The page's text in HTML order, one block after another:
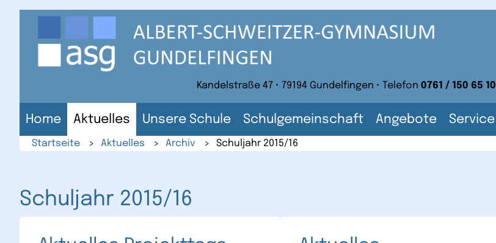
Kandelstraße 47 • 79194 Gundelfingen • Telefon 0761 / 150 65 10
Home Aktuelles Unsere Schule Schulgemeinschaft Angebote Service
Startseite > Aktuelles > Archiv > Schuljahr 2015/16
Schuljahr 2015/16